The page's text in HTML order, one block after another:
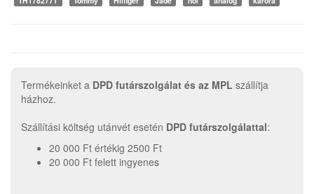
Termékeinket a DPD futárszolgálat és az MPL szállítja
házhoz.
Szállítási költség utánvét esetén DPD futárszolgálattal:
20 000 Ft értékig 2500 Ft
20 000 Ft felett ingyenes